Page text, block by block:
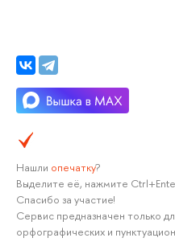
Нашли опечатку?
Выделите её, нажмите
Спасибо за участие!
Сервис предназначен только
орфографических и